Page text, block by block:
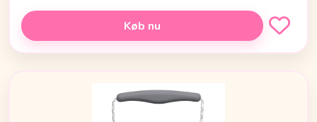
Køb nu